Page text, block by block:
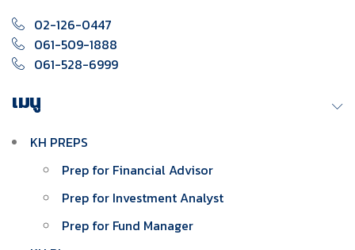
02-126-0447
061-509-1888
061-528-6999
เมนู
KH PREPS
Prep for Financial Advisor
Prep for Investment Analyst
Prep for Fund Manager